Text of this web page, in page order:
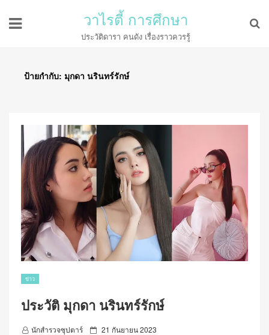
วาไรตี้ การศึกษา
ประวัติดารา คนดัง เรื่องราวควรรู้
ป้ายกำกับ: มุกดา นรินทร์รักษ์
ข่าว
ประวัติ มุกดา นรินทร์รักษ์
นักสำรวจซุปตาร์
P 21 กันยายน 2023